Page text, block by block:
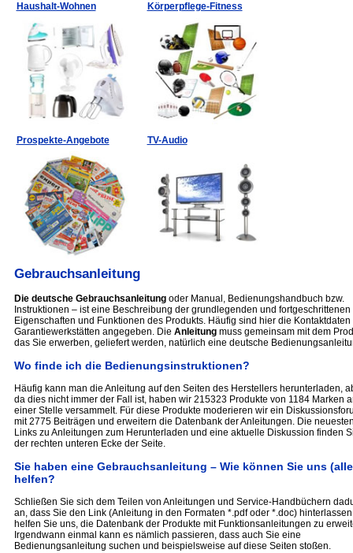
Haushalt-Wohnen Körperpflege-Fitness
Prospekte-Angebote TV-Audio
Gebrauchsanleitung
Die deutsche Gebrauchsanleitungoder Manual, Bedienungshandbuch bzw.
Instruktionen – ist eine Beschreibung der grundlegenden und fortgeschrittenen
Eigenschaften und Funktionen des Produkts. Häufig sind hier die Kontaktdaten
Garantiewerkstätten angegeben. Die Anleitungmuss gemeinsam mit dem
das Sie erwerben, geliefert werden, natürlich eine deutsche
Wo finde ich die Bedienungsinstruktionen?
Häufig kann man die Anleitung auf den Seiten des Herstellers herunterladen,
da dies nicht immer der Fall ist, haben wir 215323 Produkte von 1184 Marken
einer Stelle versammelt. Für diese Produkte moderieren wir ein
mit 2775 Beiträgen und erweitern die Datenbank der Anleitungen. Die
Links zu Anleitungen zum Herunterladen und eine aktuelle Diskussion finden
der rechten unteren Ecke der Seite.
Sie haben eine Gebrauchsanleitung – Wie können Sie uns
helfen?
Schließen Sie sich dem Teilen von Anleitungen und Service-Handbüchern
an, dass Sie den Link (Anleitung in den Formaten *.pdf oder *.doc)
helfen Sie uns, die Datenbank der Produkte mit Funktionsanleitungen zu
Irgendwann einmal kann es nämlich passieren, dass auch Sie eine
Bedienungsanleitung suchen und beispielsweise auf diese Seiten stoßen.